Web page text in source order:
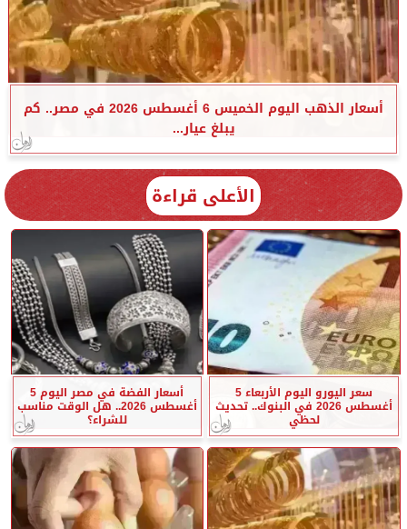
أسعار الذهب اليوم الخميس 6 أغسطس 2026 في مصر.. كم
يبلغ عيار...
الأعلى قراءة
سعر اليورو اليوم الأربعاء 5
أغسطس 2026 في البنوك.. تحديث
لحظي
أسعار الفضة في مصر اليوم 5
أغسطس 2026.. هل الوقت مناسب
للشراء؟